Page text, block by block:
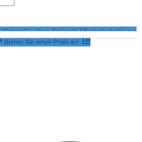
Bieten Sie einen Preis an!
Wertschätzung
Bieten Sie einen Preis an!